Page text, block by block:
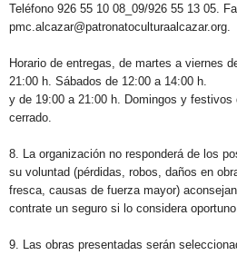
Teléfono 926 55 10 08_09/926 55 13 05.
pmc.alcazar@patronatoculturaalcazar.org.
Horario de entregas, de martes a viernes
21:00 h. Sábados de 12:00 a 14:00 h.
y de 19:00 a 21:00 h. Domingos y festivos
cerrado.
8. La organización no responderá de los
su voluntad (pérdidas, robos, daños en
fresca, causas de fuerza mayor)
contrate un seguro si lo considera
9. Las obras presentadas serán